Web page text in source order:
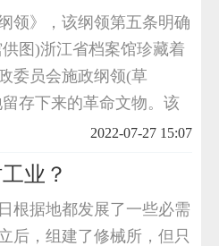
领》，该纲领第五条明确
图)浙江省档案馆珍藏着
委员会施政纲领(草
存下来的革命文物。该
了我们党在烽火连天的艰
2022-07-27 15:07
业？
根据地都发展了一些必需
后，组建了修械所，但只